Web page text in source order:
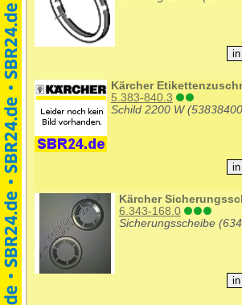
Kärcher
5.383-840.3
Schild 2200 W
Kärcher
6.343-168.0
Sicherungsscheibe